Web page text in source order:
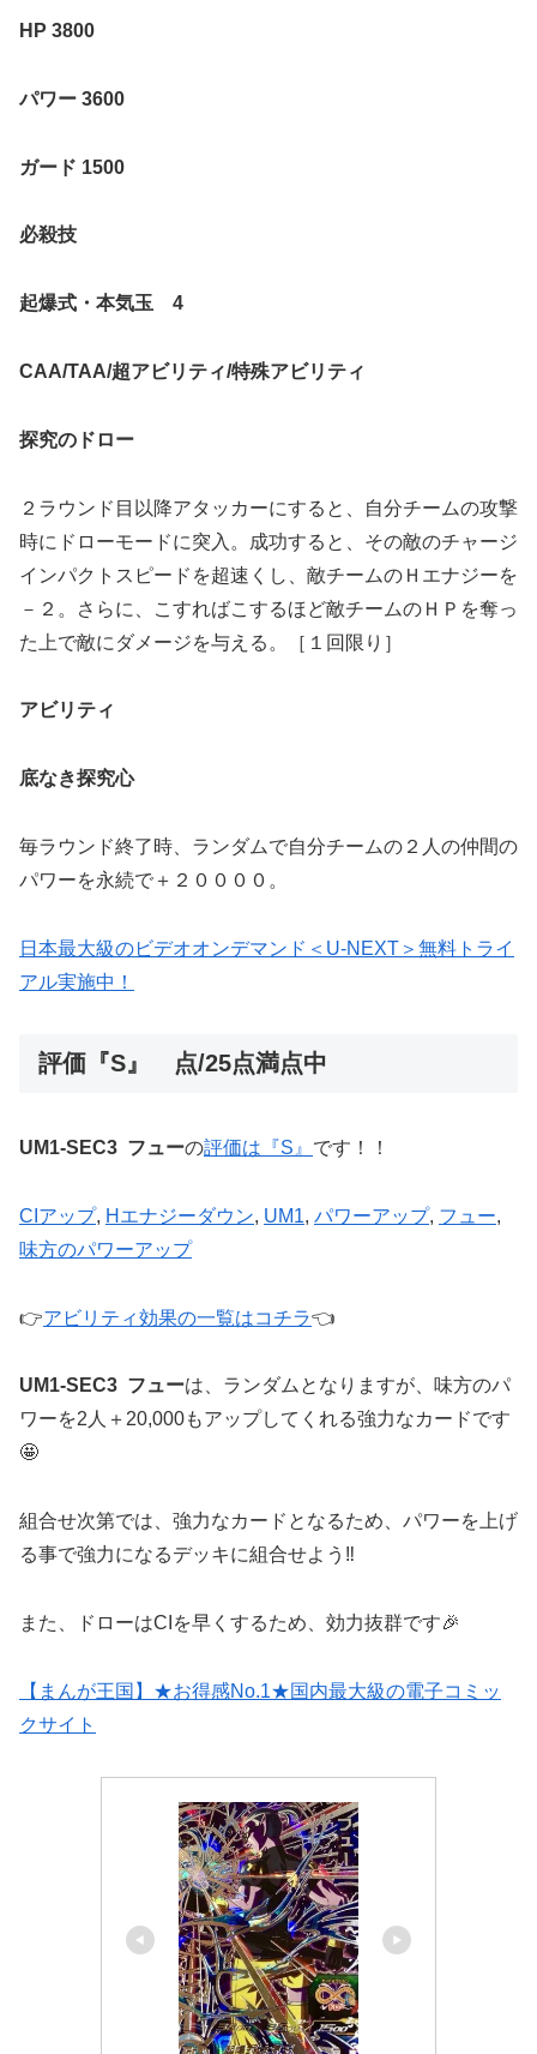
HP 3800
パワー 3600
ガード 1500
必殺技
起爆式・本気玉 4
CAA/TAA/超アビリティ/特殊アビリティ
探究のドロー
２ラウンド目以降アタッカーにすると、自分チームの攻撃
時にドローモードに突入。成功すると、その敵のチャージ
インパクトスピードを超速くし、敵チームのＨエナジーを
－２。さらに、こすればこするほど敵チームのＨＰを奪っ
た上で敵にダメージを与える。［１回限り］
アビリティ
底なき探究心
毎ラウンド終了時、ランダムで自分チームの２人の仲間の
パワーを永続で＋２００００。
日本最大級のビデオオンデマンド＜U-NEXT＞無料トライ
アル実施中！
評価『S』 点/25点満点中
UM1-SEC3 フューの評価は『S』 です！！
CIアップ, Hエナジーダウン, UM1, パワーアップ, フュー
味方のパワーアップ
👉アビリティ効果の一覧はコチラ👈
UM1-SEC3 フューは、ランダムとなりますが、味方のパ
ワーを2人＋20,000もアップしてくれる強力なカードです
🤩
組合せ次第では、強力なカードとなるため、パワーを上げ
る事で強力になるデッキに組合せよう‼️
また、ドローはCIを早くするため、効力抜群です🎉
【まんが王国】★お得感No.1★国内最大級の電子コミッ
クサイト